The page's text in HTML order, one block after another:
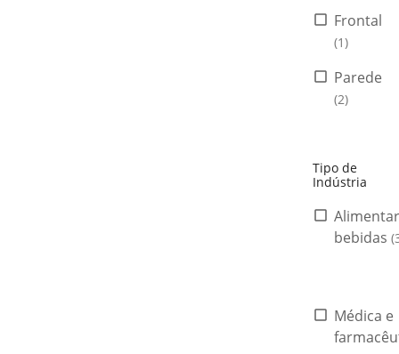
Frontal
(1)
Parede
(2)
Tipo de
Indústria
bebidas
Médica e